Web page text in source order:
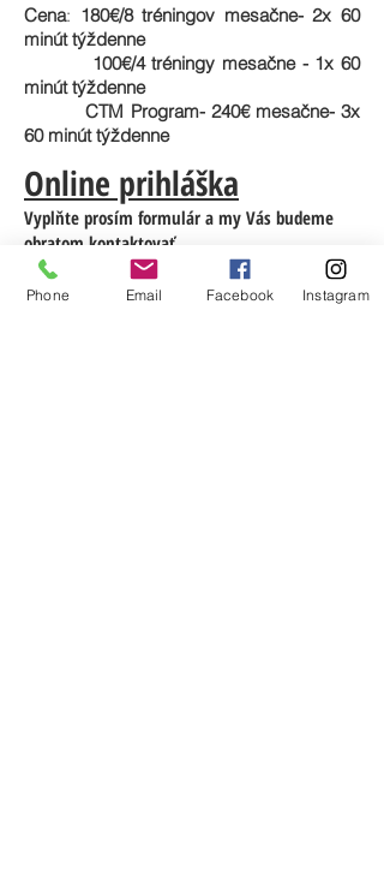
Cena: 180€/8 tréningov mesačne- 2x 60
minút týždenne
100€/4 tréningy mesačne - 1x 60
minút týždenne
CTM Program- 240€ mesačne- 3x
60 minút týždenne
Online prihláška
Vyplňte prosím formulár a my Vás budeme
obratom kontaktovať.
Phone Email Facebook Instagram